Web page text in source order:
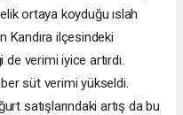
ortaya koyduğu ıslah
Kandıra ilçesindeki
verimi iyice artırdı.
süt verimi yükseldi.
satışlarındaki artış da bu